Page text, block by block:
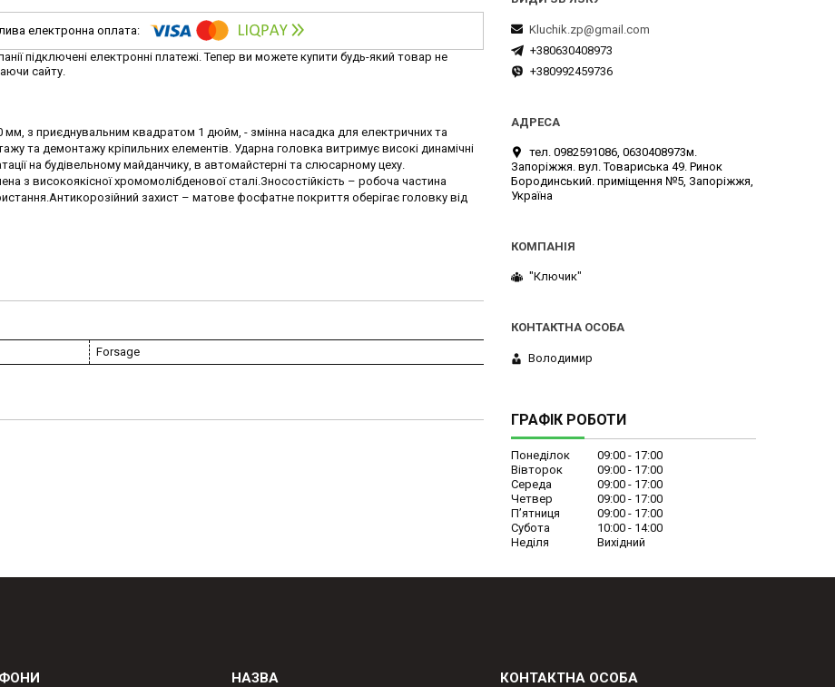
підключені електронні платежі. Тепер ви можете купити будь-який товар не
сайту.
мм, з приєднувальним квадратом 1 дюйм, - змінна насадка для електричних та
та демонтажу кріпильних елементів. Ударна головка витримує високі динамічні
на будівельному майданчику, в автомайстерні та слюсарному цеху.
з високоякісної хромомолібденової сталі.Зносостійкість – робоча частина
захист – матове фосфатне покриття оберігає головку від
Forsage
Kluchik.zp@gmail.com
+380630408973
+380992459736
тел. 0982591086, 0630408973м.
Запоріжжя. вул. Товариська 49. Ринок
Бородинський. приміщення №5, Запоріжжя,
Україна
"Ключик"
Володимир
ГРАФІК РОБОТИ
Понеділок 09:00
17:00
Вівторок
09:00
17:00
Середа
09:00
17:00
Четвер
09:00
17:00
Пʼятниця
09:00
17:00
Субота
10:00
14:00
Неділя
Вихідний